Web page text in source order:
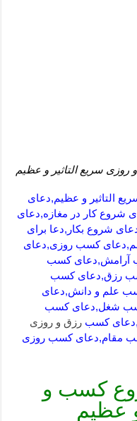
سریع التاثیر و عظیم
التاثیر و عظیم,دعای
شروع کار در مغازه,دعای
شروع بکار,دعا برای
کسب روزی,دعای
آرامش,دعای کسب
رزق,دعای کسب
علم و دانش,دعای
شغل,دعای کسب
کسبرزق و روزی
مقام,دعای کسب روزی
کسب و
عظیم